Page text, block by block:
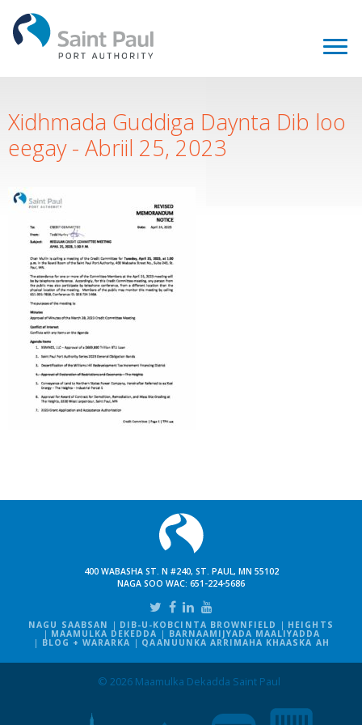
Xidhmada Guddiga Daynta Dib loo
eegay - Abriil 25, 2023
400 WABASHA ST. N #240, ST. PAUL, MN 55102
NAGA SOO WAC: 651-224-5686
NAGU SAABSAN DIB-U-KOBCINTA BROWNFIELD HEIGHTS
MAAMULKA DEKEDDA BARNAAMIJYADA MAALIYADDA
BLOG + WARARKA QAANUUNKA ARRIMAHA KHAASKA AH
© 2026 Maamulka Dekadda Saint Paul